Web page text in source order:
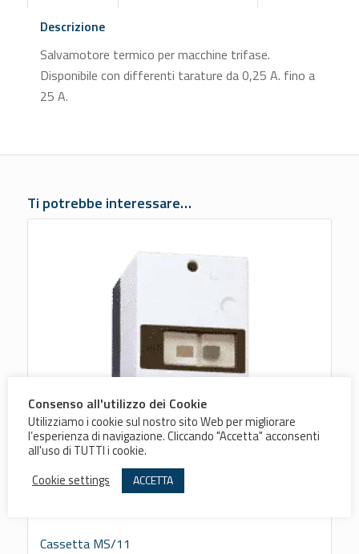
Descrizione
Salvamotore termico per macchine trifase.
Disponibile con differenti tarature da 0,25 A. fino a
25 A.
Ti potrebbe interessare…
Cassetta MS/11
Consenso all'utilizzo dei Cookie
Utilizziamo i cookie sul nostro sito Web per migliorare
l’esperienza di navigazione. Cliccando "Accetta" acconsenti
all'uso di TUTTI i cookie.
Cookie settings
ACCETTA